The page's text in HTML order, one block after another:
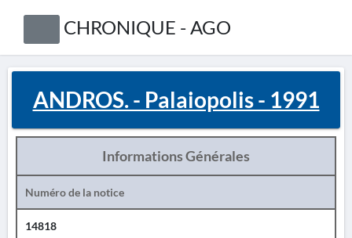
CHRONIQUE - AGO
ANDROS. - Palaiopolis - 1991
Informations Générales
Numéro de la notice
14818